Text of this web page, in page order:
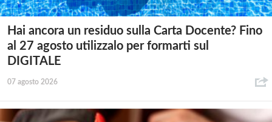
Hai ancora un residuo sulla Carta Docente? Fino
al 27 agosto utilizzalo per formarti sul
DIGITALE
07 agosto 2026